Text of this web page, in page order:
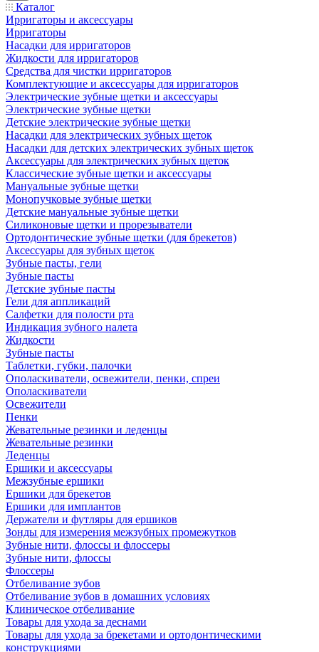
Каталог
Ирригаторы и аксессуары
Ирригаторы
Насадки для ирригаторов
Жидкости для ирригаторов
Средства для чистки ирригаторов
Комплектующие и аксессуары для ирригаторов
Электрические зубные щетки и аксессуары
Электрические зубные щетки
Детские электрические зубные щетки
Насадки для электрических зубных щеток
Насадки для детских электрических зубных щеток
Аксессуары для электрических зубных щеток
Классические зубные щетки и аксессуары
Мануальные зубные щетки
Монопучковые зубные щетки
Детские мануальные зубные щетки
Силиконовые щетки и прорезыватели
Ортодонтические зубные щетки (для брекетов)
Аксессуары для зубных щеток
Зубные пасты, гели
Зубные пасты
Детские зубные пасты
Гели для аппликаций
Салфетки для полости рта
Индикация зубного налета
Жидкости
Зубные пасты
Таблетки, губки, палочки
Ополаскиватели, освежители, пенки, спреи
Ополаскиватели
Освежители
Пенки
Жевательные резинки и леденцы
Жевательные резинки
Леденцы
Ершики и аксессуары
Межзубные ершики
Ершики для брекетов
Ершики для имплантов
Держатели и футляры для ершиков
Зонды для измерения межзубных промежутков
Зубные нити, флоссы и флоссеры
Зубные нити, флоссы
Флоссеры
Отбеливание зубов
Отбеливание зубов в домашних условиях
Клиническое отбеливание
Товары для ухода за деснами
Товары для ухода за брекетами и ортодонтическими
конструкциями